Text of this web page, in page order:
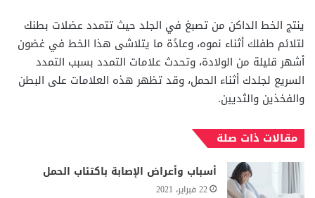
ينتج الخط الداكن من تصبغ في الجلد حيث تتمدد عضلات بطنك
لتلائم طفلك أثناء نموه، وعادًة ما يتلاشى هذا الخط في غضون
أشهر قليلة من الولادة، وتحدث علامات التمدد بسبب التمدد
السريع لجلدك أثناء الحمل، وقد تظهر هذه العلامات على البطن
والفخذين والثديين.
مقالات ذات صلة
أسباب وأعراض الإصابة باكتئاب الحمل
22 فبراير، 2021